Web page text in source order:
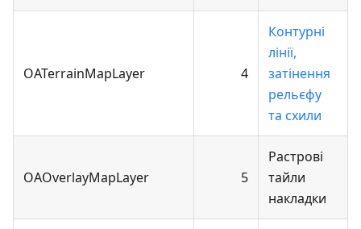
OATerrainMapLayer 4
Контурні
лінії,
затінення
рельєфу
та схили
OAOverlayMapLayer 5
Растрові
тайли
накладки